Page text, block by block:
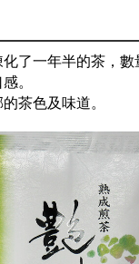
了一年半的茶，數
。
茶色及味道。